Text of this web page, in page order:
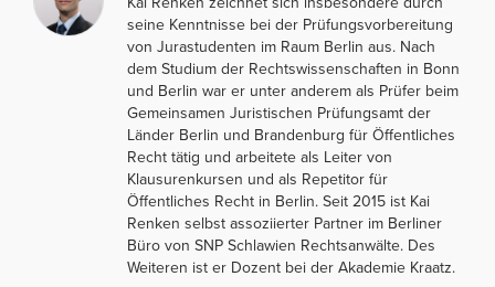
seine Kenntnisse bei der Prüfungsvorbereitung
von Jurastudenten im Raum Berlin aus. Nach
dem Studium der Rechtswissenschaften in Bonn
und Berlin war er unter anderem als Prüfer beim
Gemeinsamen Juristischen Prüfungsamt der
Länder Berlin und Brandenburg für Öffentliches
Recht tätig und arbeitete als Leiter von
Klausurenkursen und als Repetitor für
Öffentliches Recht in Berlin. Seit 2015 ist Kai
Renken selbst assoziierter Partner im Berliner
Büro von SNP Schlawien Rechtsanwälte. Des
Weiteren ist er Dozent bei der Akademie Kraatz.